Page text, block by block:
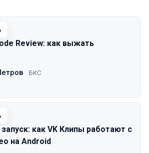
Review: как выжать
БКС
как VK Клипы работают с
на Android